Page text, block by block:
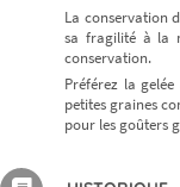
La conservation
sa fragilité à la
conservation.
Préférez la
petites graines
pour les goûters